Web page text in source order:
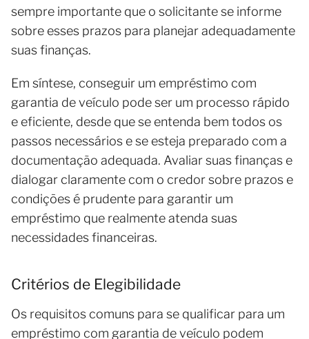
sempre importante que o solicitante se informe
sobre esses prazos para planejar adequadamente
suas finanças.
Em síntese, conseguir um empréstimo com
garantia de veículo pode ser um processo rápido
e eficiente, desde que se entenda bem todos os
passos necessários e se esteja preparado com a
documentação adequada. Avaliar suas finanças e
dialogar claramente com o credor sobre prazos e
condições é prudente para garantir um
empréstimo que realmente atenda suas
necessidades financeiras.
Critérios de Elegibilidade
Os requisitos comuns para se qualificar para um
empréstimo com garantia de veículo podem